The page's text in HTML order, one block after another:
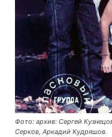
Фото: архив: Сергей
Серков, Аркадий Кудряшов.